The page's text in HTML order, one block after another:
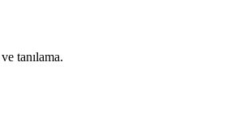
tanılama.